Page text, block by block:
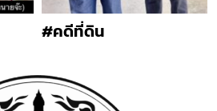
#คดีที่ดิน